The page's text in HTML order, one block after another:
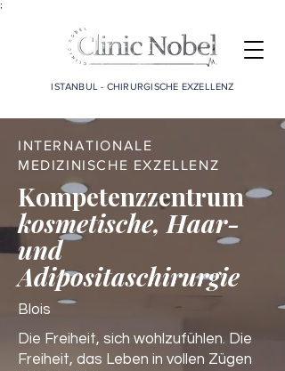
;
ISTANBUL - CHIRURGISCHE EXZELLENZ
INTERNATIONALE
MEDIZINISCHE EXZELLENZ
Kompetenzzentrum
kosmetische, Haar-
und
Adipositaschirurgie
Blois
Die Freiheit, sich wohlzufühlen. Die
Freiheit, das Leben in vollen Zügen